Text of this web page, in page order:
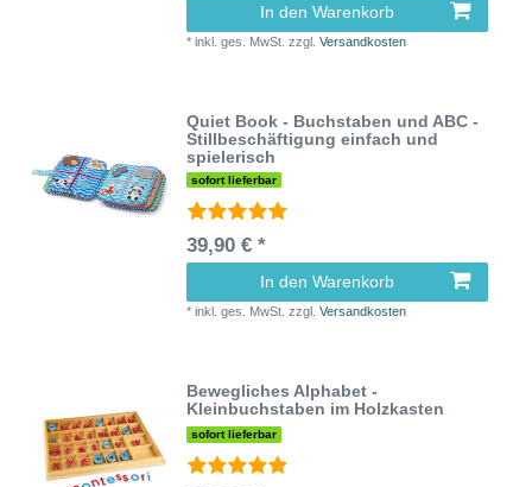
In den Warenkorb
*inkl. ges. MwSt. zzgl.Versandkosten
Quiet Book - Buchstaben und ABC -
Stillbeschäftigung einfach und
spielerisch
sofort lieferbar
39,90 € *
In den Warenkorb
*inkl. ges. MwSt. zzgl.Versandkosten
Bewegliches Alphabet -
Kleinbuchstaben im Holzkasten
sofort lieferbar